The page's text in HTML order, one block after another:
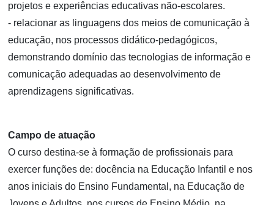
projetos e experiências educativas não-escolares.
- relacionar as linguagens dos meios de comunicação à
educação, nos processos didático-pedagógicos,
demonstrando domínio das tecnologias de informação e
comunicação adequadas ao desenvolvimento de
aprendizagens significativas.
Campo de atuação
O curso destina-se à formação de profissionais para
exercer funções de: docência na Educação Infantil e nos
anos iniciais do Ensino Fundamental, na Educação de